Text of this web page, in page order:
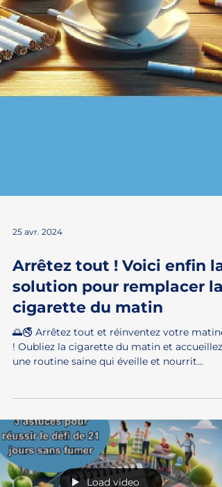
25 avr. 2024
Arrêtez tout ! Voici enfin la
solution pour remplacer la
cigarette du matin
🌅🚭 Arrêtez tout et réinventez votre
! Oubliez la cigarette du matin et accueillez